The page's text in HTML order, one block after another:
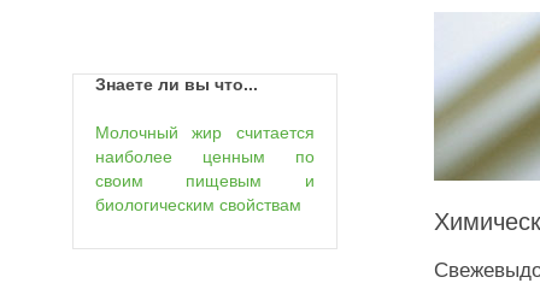
Знаете ли вы что...
Молочный жир считается
наиболее ценным по
своим пищевым и
биологическим свойствам